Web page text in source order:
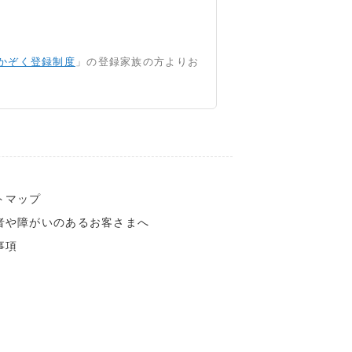
ぞく登録制度 」の登録家族の方よりお
マップ
や障がいのあるお客さまへ
項